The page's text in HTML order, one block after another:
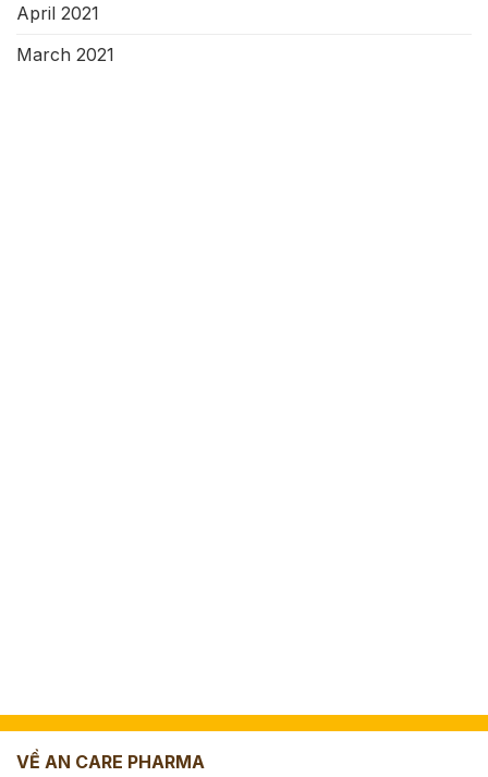
April 2021
March 2021
VỀ AN CARE PHARMA